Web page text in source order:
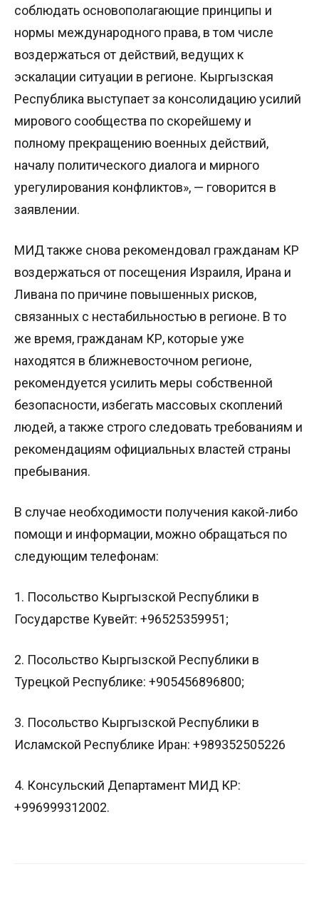
соблюдать основополагающие принципы и
нормы международного права, в том числе
воздержаться от действий, ведущих к
эскалации ситуации в регионе. Кыргызская
Республика выступает за консолидацию усилий
мирового сообщества по скорейшему и
полному прекращению военных действий,
началу политического диалога и мирного
урегулирования конфликтов», — говорится в
заявлении.
МИД также снова рекомендовал гражданам КР
воздержаться от посещения Израиля, Ирана и
Ливана по причине повышенных рисков,
связанных с нестабильностью в регионе. В то
же время, гражданам КР, которые уже
находятся в ближневосточном регионе,
рекомендуется усилить меры собственной
безопасности, избегать массовых скоплений
людей, а также строго следовать требованиям и
рекомендациям официальных властей страны
пребывания.
В случае необходимости получения какой-либо
помощи и информации, можно обращаться по
следующим телефонам:
1. Посольство Кыргызской Республики в
Государстве Кувейт: +96525359951;
2. Посольство Кыргызской Республики в
Турецкой Республике: +905456896800;
3. Посольство Кыргызской Республики в
Исламской Республике Иран: +989352505226
4. Консульский Департамент МИД КР:
+996999312002.